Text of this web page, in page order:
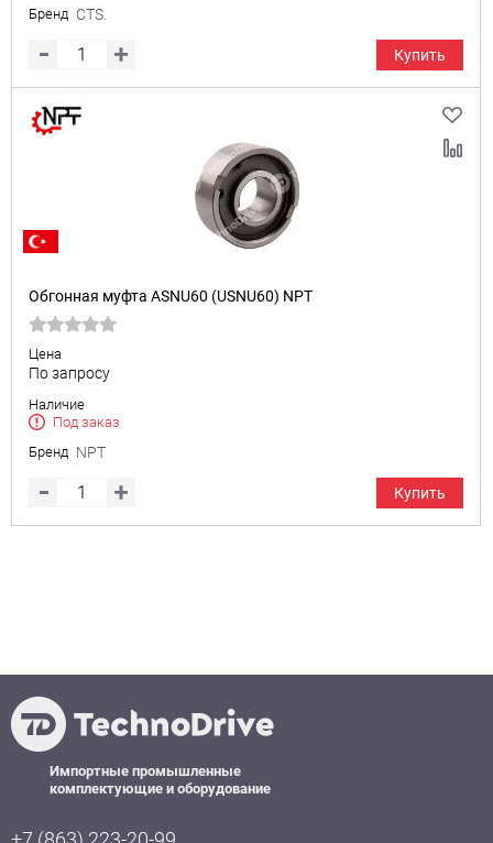
Бренд CTS.
Купить
Обгонная муфта ASNU60 (USNU60) NPT
Цена
По запросу
Наличие
Под заказ
Бренд NPT
Купить
Импортные промышленные
комплектующие и оборудование